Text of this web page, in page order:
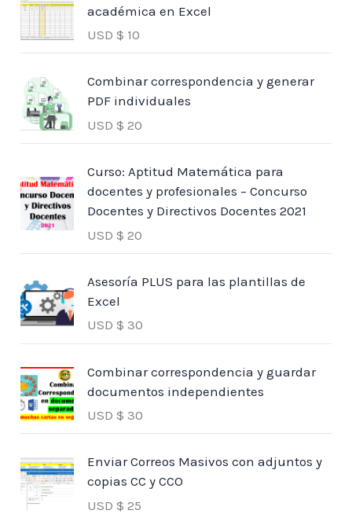
académica en Excel
USD $ 10
Combinar correspondencia y generar
PDF individuales
USD $ 20
Curso: Aptitud Matemática para
docentes y profesionales – Concurso
Docentes y Directivos Docentes 2021
USD $ 20
Asesoría PLUS para las plantillas de
Excel
USD $ 30
Combinar correspondencia y guardar
documentos independientes
USD $ 30
Enviar Correos Masivos con adjuntos y
copias CC y CCO
USD $ 25